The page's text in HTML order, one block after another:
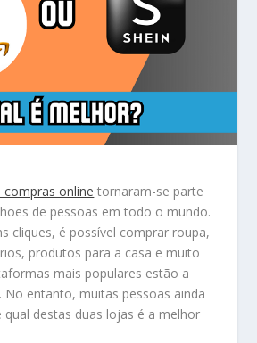
compras online tornaram-se parte
de pessoas em todo o mundo.
cliques, é possível comprar roupa,
produtos para a casa e muito
mais populares estão a
. No entanto, muitas pessoas ainda
qual destas duas lojas é a melhor